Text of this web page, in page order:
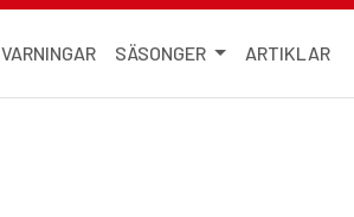
VARNINGAR SÄSONGER ARTIKLAR